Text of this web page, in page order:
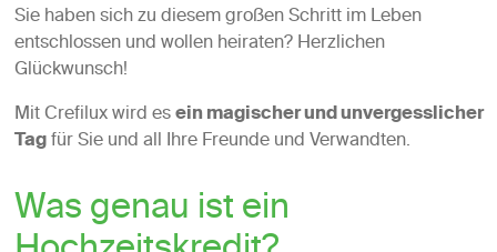
Sie haben sich zu diesem großen Schritt im Leben
entschlossen und wollen heiraten? Herzlichen
Glückwunsch!
Mit Crefilux wird esein magischer und unvergesslicher
Tagfür Sie und all Ihre Freunde und Verwandten.
Was genau ist ein